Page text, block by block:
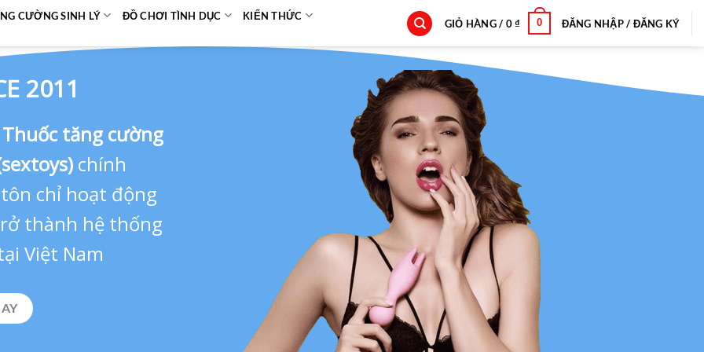
CƯỜNG SINH LÝ ĐỒ CHƠI TÌNH DỤC KIẾN THỨC
GIỎ HÀNG / 0₫ 0 ĐĂNG NHẬP / ĐĂNG KÝ
2011
Thuốc tăng cường
chính
chỉ hoạt động
thành hệ thống
Việt Nam